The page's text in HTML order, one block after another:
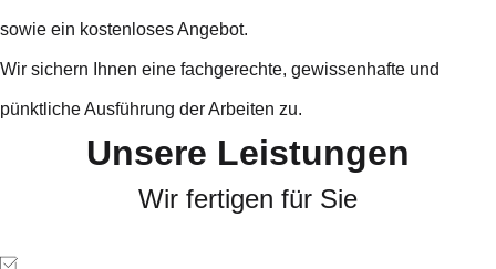
sowie ein kostenloses Angebot.
Wir sichern Ihnen eine fachgerechte, gewissenhafte und
pünktliche Ausführung der Arbeiten zu.
Unsere Leistungen
Wir fertigen für Sie